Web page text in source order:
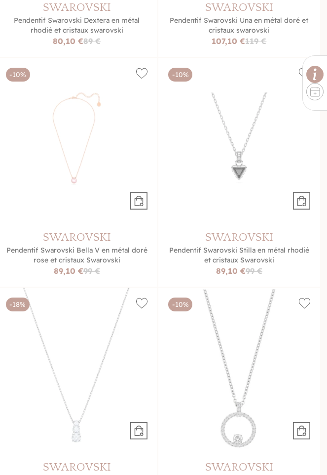
SWAROVSKI
Pendentif Swarovski Dextera en métal
rhodié et cristaux swarovski
80,10 €89 €
SWAROVSKI
Pendentif Swarovski Una en métal doré et
cristaux swarovski
107,10 €119 €
-10%
SWAROVSKI
Pendentif Swarovski Bella V en métal doré
rose et cristaux Swarovski
89,10 €99 €
-10%
SWAROVSKI
Pendentif Swarovski Stilla en métal rhodié
et cristaux Swarovski
89,10 €99 €
-18%
SWAROVSKI
-10%
SWAROVSKI